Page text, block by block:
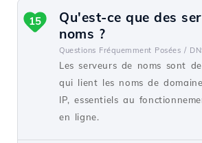
Qu'est-ce que des
noms ?
Questions Fréquemment Posées /
Les serveurs de noms sont
qui lient les noms de
IP, essentiels au
en ligne.
15